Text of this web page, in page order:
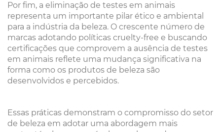
Por fim, a eliminação de testes em animais
representa um importante pilar ético e ambiental
para a indústria da beleza. O crescente número de
marcas adotando políticas cruelty-free e buscando
certificações que comprovem a ausência de testes
em animais reflete uma mudança significativa na
forma como os produtos de beleza são
desenvolvidos e percebidos.
Essas práticas demonstram o compromisso do setor
de beleza em adotar uma abordagem mais